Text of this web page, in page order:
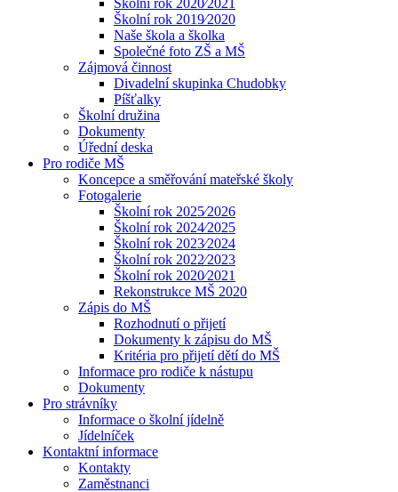
Školní rok 2020⁄2021
Školní rok 2019⁄2020
Naše škola a školka
Společné foto ZŠ a MŠ
Zájmová činnost
Divadelní skupinka Chudobky
Píšťalky
Školní družina
Dokumenty
Úřední deska
Pro rodiče MŠ
Koncepce a směřování mateřské školy
Fotogalerie
Školní rok 2025⁄2026
Školní rok 2024⁄2025
Školní rok 2023⁄2024
Školní rok 2022⁄2023
Školní rok 2020⁄2021
Rekonstrukce MŠ 2020
Zápis do MŠ
Rozhodnutí o přijetí
Dokumenty k zápisu do MŠ
Kritéria pro přijetí dětí do MŠ
Informace pro rodiče k nástupu
Dokumenty
Pro strávníky
Informace o školní jídelně
Jídelníček
Kontaktní informace
Kontakty
Zaměstnanci